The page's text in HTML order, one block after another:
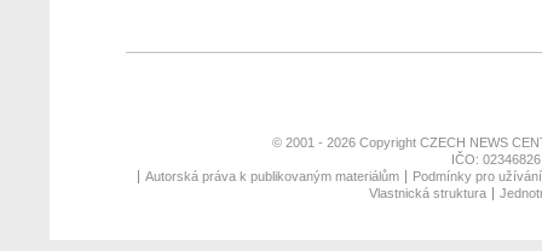
© 2001 - 2026 Copyright CZECH NEWS
IČO:
Autorská práva k publikovaným materiálům
Podmínky pro
Vlastnická struktura